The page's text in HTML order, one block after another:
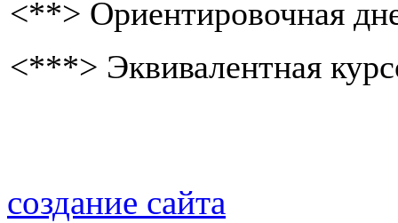
<**> Ориентировочная
<***> Эквивалентная
создание сайта